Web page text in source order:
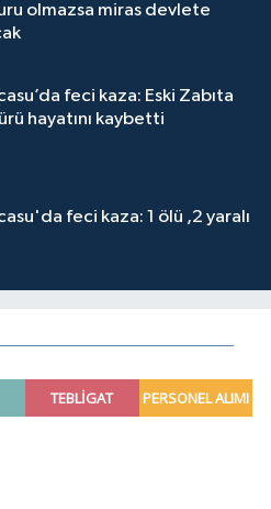
olmazsa miras devlete
feci kaza: Eski Zabıta
hayatını kaybetti
feci kaza: 1 ölü ,2 yaralı